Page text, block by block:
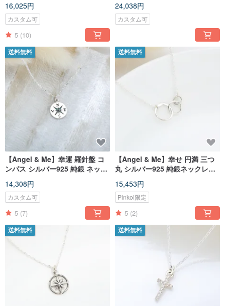
日やバレンタインデープレゼン
16,025円
カスタム可
5 (10)
生日プレゼント
24,038円
カスタム可
送料無料
【Angel & Me】幸運 羅針盤 コ
ンパス シルバー925 純銀 ネック
インデー 記念日 クリスマス プレ
ゼント
14,308円
カスタム可
5 (7)
送料無料
【Angel & Me】幸せ 円満 三つ
丸 シルバー925 純銀ネックレス
卒業 クリスマスプレゼント
15,453円
Pinkoi限定
5 (2)
送料無料 送料無料